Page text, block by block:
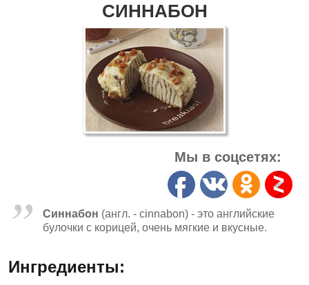
СИННАБОН
Мы в соцсетях:
Синнабон (англ. - cinnabon) - это английские
булочки с корицей, очень мягкие и вкусные.
Ингредиенты: